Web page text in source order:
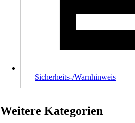
Sicherheits-/Warnhinweis
Weitere Kategorien